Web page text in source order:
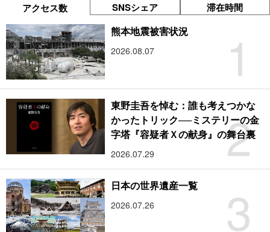
アクセス数 SNSシェア 滞在時間
1
熊本地震被害状況
2026.08.07
2
東野圭吾を悼む：誰も考えつかな
かったトリック──ミステリーの金
字塔『容疑者Ｘの献身』の舞台裏
2026.07.29
3
日本の世界遺産一覧
2026.07.26